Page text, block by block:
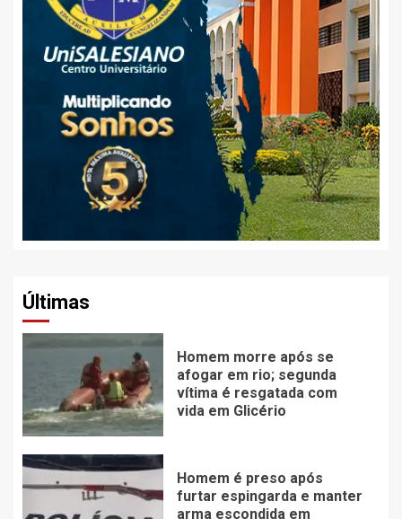
Últimas
Homem morre após se
afogar em rio; segunda
vítima é resgatada com
vida em Glicério
Homem é preso após
furtar espingarda e manter
arma escondida em